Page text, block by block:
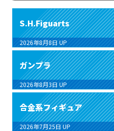
S.H.Figuarts
2026年8月8日 UP
ガンプラ
2026年8月3日 UP
合金系フィギュア
2026年7月25日 UP